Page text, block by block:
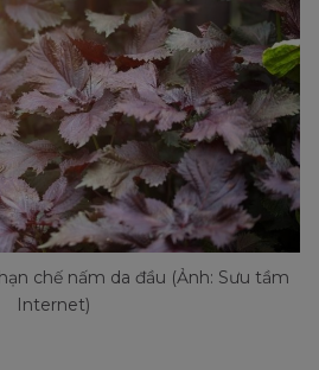
chế nấm da đầu (Ảnh: Sưu tầm
Internet)